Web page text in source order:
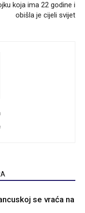
koja ima 22 godine i
obišla je cijeli svijet
se vraća na